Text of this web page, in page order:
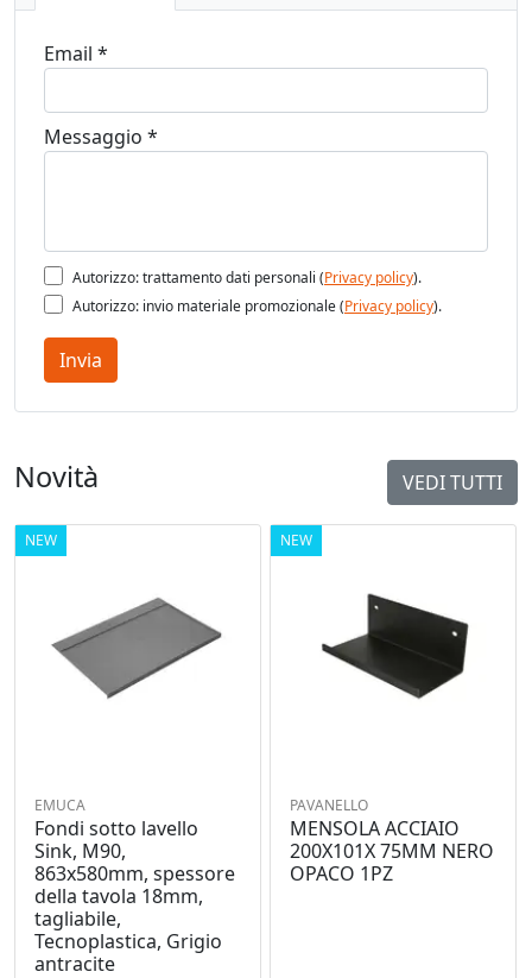
Email *
Messaggio *
Autorizzo: trattamento dati personali (Privacy policy).
Autorizzo: invio materiale promozionale (Privacy policy).
Invia
Novità VEDI TUTTI
NEW
EMUCA
Fondi sotto lavello
Sink, M90,
863x580mm, spessore
della tavola 18mm,
tagliabile,
Tecnoplastica, Grigio
antracite
NEW
PAVANELLO
MENSOLA ACCIAIO
200X101X 75MM NERO
OPACO 1PZ